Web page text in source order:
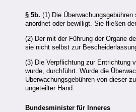
§ 5b. (1) Die
anordnet oder bewilligt. Sie fließen
(2) Der mit der Führung der Organe
sie nicht selbst zur
(3) Die Verpflichtung zur Entrichtung
wurde, durchführt. Wurde die
Überwachungsgebühren von dieser
ungeteilter Hand.
Bundesminister für Inneres